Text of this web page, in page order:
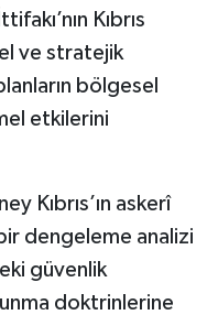
Kıbrıs
ve stratejik
bölgesel
etkilerini
Kıbrıs’ın askerî
dengeleme analizi
güvenlik
doktrinlerine